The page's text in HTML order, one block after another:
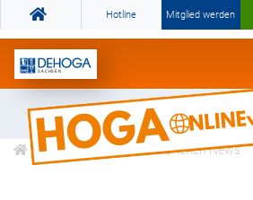
Hotline Mitglied werden
Gemeinsam stark
Informationen Branchen News